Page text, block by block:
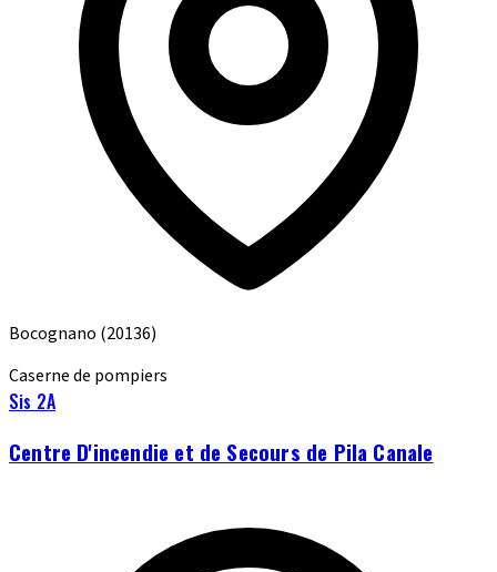
Bocognano (20136)
Caserne de pompiers
Sis 2A
Centre D'incendie et de Secours de Pila Canale